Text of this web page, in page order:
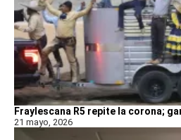
Fraylescana R5 repite la corona;
21 mayo, 2026